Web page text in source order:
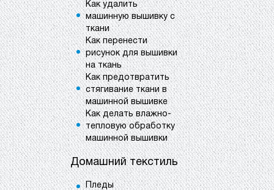
Как удалить
машинную вышивку с
ткани
Как перенести
рисунок для вышивки
на ткань
Как предотвратить
стягивание ткани в
машинной вышивке
Как делать влажно-
тепловую обработку
машинной вышивки
Домашний текстиль
Пледы